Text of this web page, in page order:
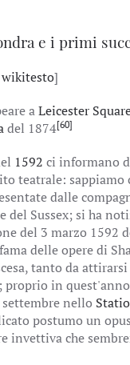
e i primi
]
aLeicester
del 1874[60]
1592 ci informano
teatrale: sappiamo
dalle
del Sussex; si ha
del 3 marzo 1592
delle opere di
tanto da
in
nello
postumo un
invettiva che